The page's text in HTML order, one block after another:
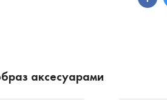
аксесуарами